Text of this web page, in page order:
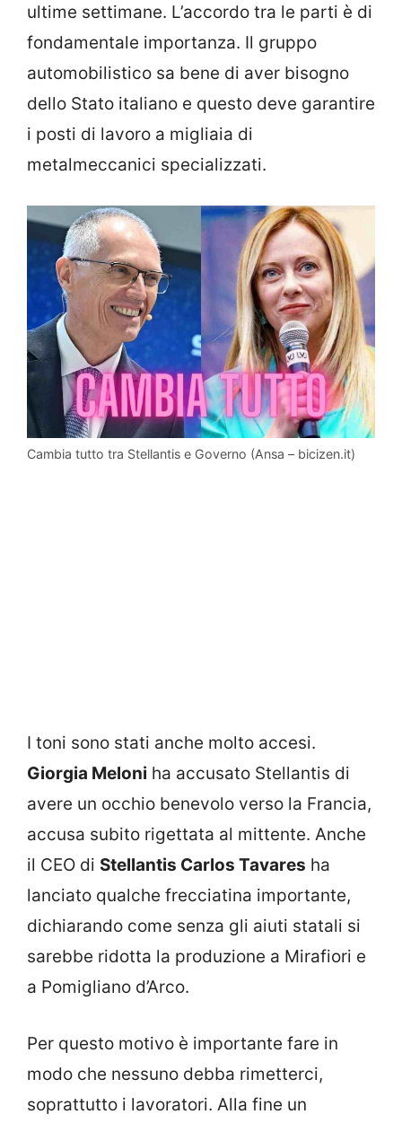
ultime settimane. L’accordo tra le parti è di
fondamentale importanza. Il gruppo
automobilistico sa bene di aver bisogno
dello Stato italiano e questo deve garantire
i posti di lavoro a migliaia di
metalmeccanici specializzati.
Cambia tutto tra Stellantis e Governo (Ansa – bicizen.it)
I toni sono stati anche molto accesi.
Giorgia Meloni ha accusato Stellantis di
avere un occhio benevolo verso la Francia,
accusa subito rigettata al mittente. Anche
il CEO di Stellantis Carlos Tavares ha
lanciato qualche frecciatina importante,
dichiarando come senza gli aiuti statali si
sarebbe ridotta la produzione a Mirafiori e
a Pomigliano d’Arco.
Per questo motivo è importante fare in
modo che nessuno debba rimetterci,
soprattutto i lavoratori. Alla fine un